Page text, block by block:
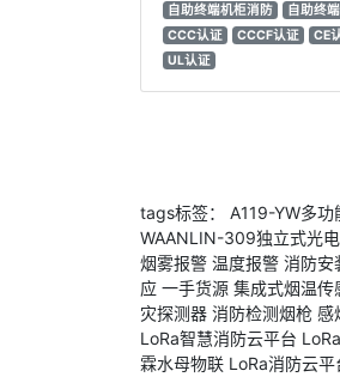
自助终端机柜消防
自助终
CCC认证
CCCF认证 CE
UL认证
tags标签： A119-YW多功
WAANLIN-309独立式光
烟雾报警 温度报警 消防安
应 一手货源 集成式烟温传
灾探测器 消防检测烟枪 感
LoRa智慧消防云平台
霖水母物联 LoRa消防云平